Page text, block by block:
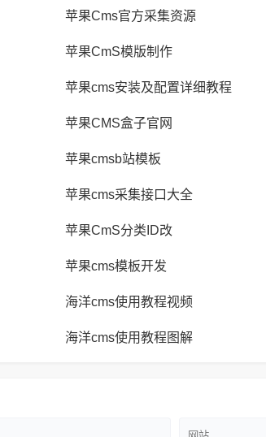
苹果Cms官方采集资源
苹果CmS模版制作
苹果cms安装及配置详细教程
苹果CMS盒子官网
苹果cmsb站模板
苹果cms采集接口大全
苹果CmS分类ID改
苹果cms模板开发
海洋cms使用教程视频
海洋cms使用教程图解